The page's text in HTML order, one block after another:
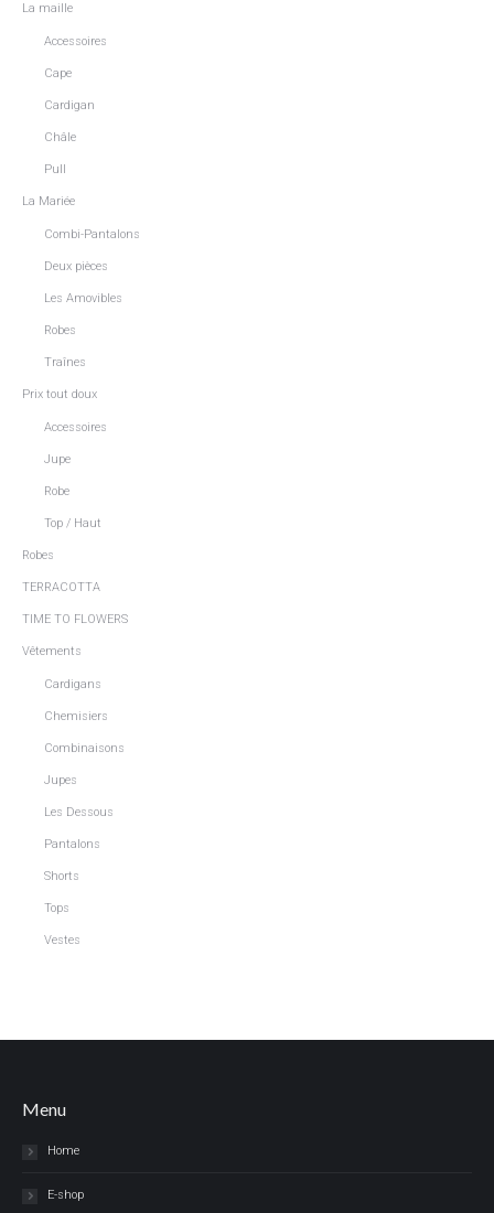
La maille
Accessoires
Cape
Cardigan
Châle
Pull
La Mariée
Combi-Pantalons
Deux pièces
Les Amovibles
Robes
Traînes
Prix tout doux
Accessoires
Jupe
Robe
Top / Haut
Robes
TERRACOTTA
TIME TO FLOWERS
Vêtements
Cardigans
Chemisiers
Combinaisons
Jupes
Les Dessous
Pantalons
Shorts
Tops
Vestes
Menu
Home
E-shop